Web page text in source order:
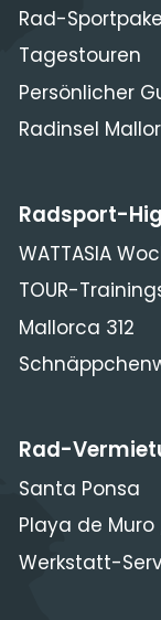
Rad-
Tagestouren
Persönlicher
Radinsel
Radsport-
WATTASIA
TOUR-
Mallorca 312
Rad-
Santa Ponsa
Playa de
Werkstatt-